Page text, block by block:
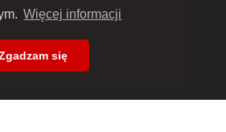
Więcej informacji
się